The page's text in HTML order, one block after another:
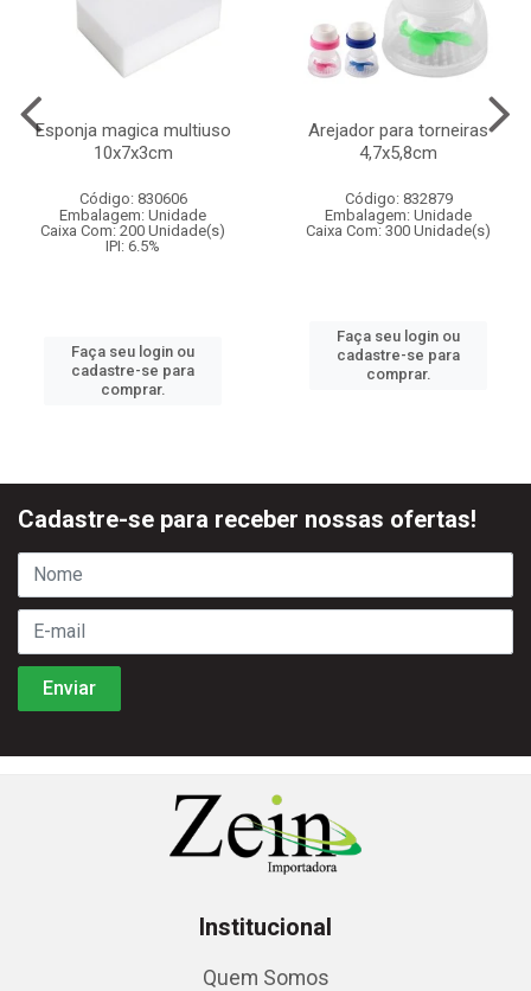
Esponja magica multiuso
10x7x3cm
Código: 830606
Embalagem: Unidade
Caixa Com: 200 Unidade(s)
IPI: 6.5%
Faça seu login ou
cadastre-se para
comprar.
Arejador para torneiras
4,7x5,8cm
Código: 832879
Embalagem: Unidade
Caixa Com: 300 Unidade(s)
Faça seu login ou
cadastre-se para
comprar.
Cadastre-se para receber nossas ofertas!
Institucional
Quem Somos